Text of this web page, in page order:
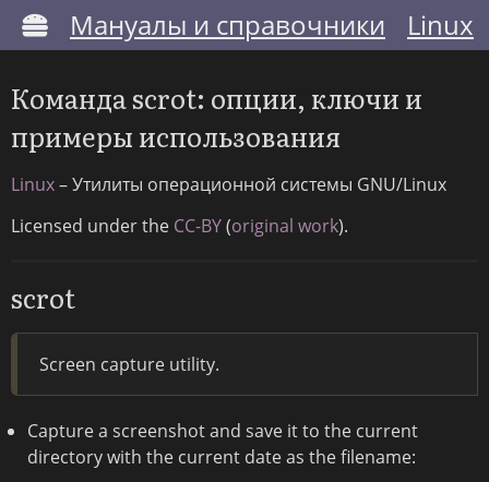
Мануалы и справочники Linux
Команда scrot: опции, ключи и
примеры использования
Linux– Утилиты операционной системы GNU/Linux
Licensed under the CC-BY(original work).
scrot
Screen capture utility.
Capture a screenshot and save it to the current
directory with the current date as the filename: